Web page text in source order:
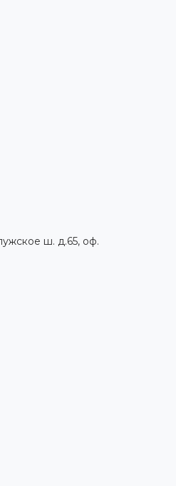
ш. д.65, оф.